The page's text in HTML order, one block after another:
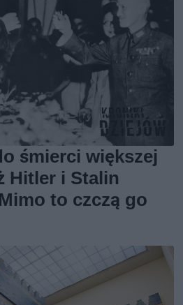
śmierci większej
Hitler i Stalin
to czczą go